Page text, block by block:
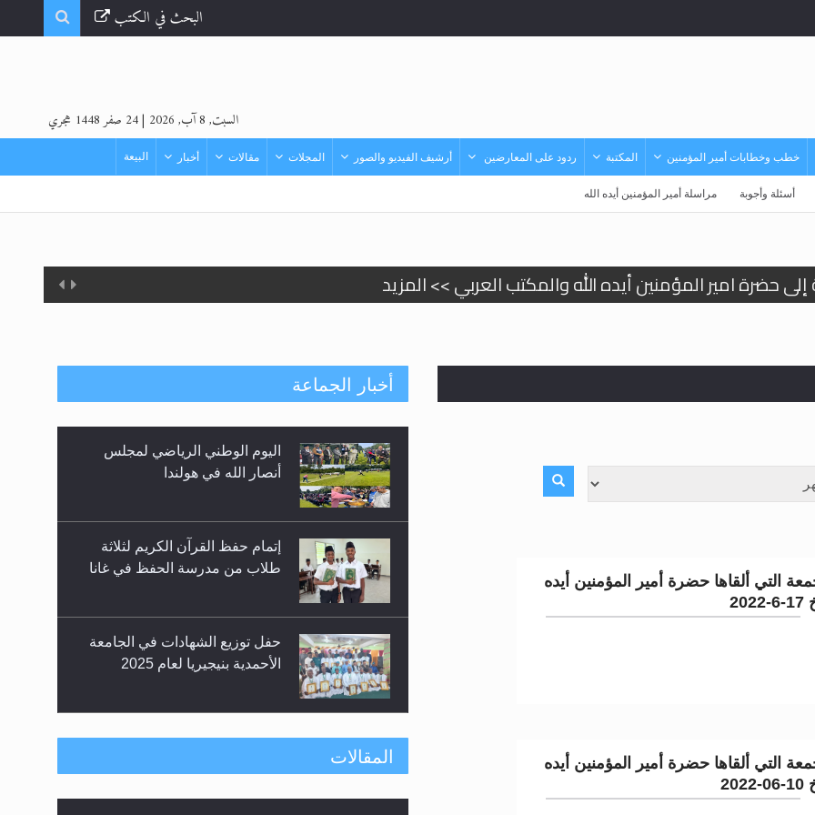
البحث في الكتب
السبت, 8 آب, 2026 |24 صفر 1448 هجري
خطب وخطابات أمير المؤمنين المكتبة ردود على المعارضين أرشيف الفيديو والصور المجلات مقالات أخبار البيعة
أسئلة وأجوبة مراسلة أمير المؤمنين أيده الله
زكريا يطرس وأعداء الإسلام اضغط هنا >> المزيد
النبيين صلى الله عليه وسلم >> المزيد
وأحكامه >> المزيد
وأحكامه >> المزيد
حضرة امير المؤمنين أيده الله والمكتب العربي >> المزيد
التي ألقاها حضرة أمير المؤمنين أيده
التي ألقاها حضرة أمير المؤمنين أيده
أخبار الجماعة
اليوم الوطني الرياضي لمجلس
أنصار الله في هولندا
إتمام حفظ القرآن الكريم لثلاثة
طلاب من مدرسة الحفظ في غانا
حفل توزيع الشهادات في الجامعة
الأحمدية بنيجيريا لعام 2025
معرض القرآن الكريم لمدة ثلاثين
المقالات